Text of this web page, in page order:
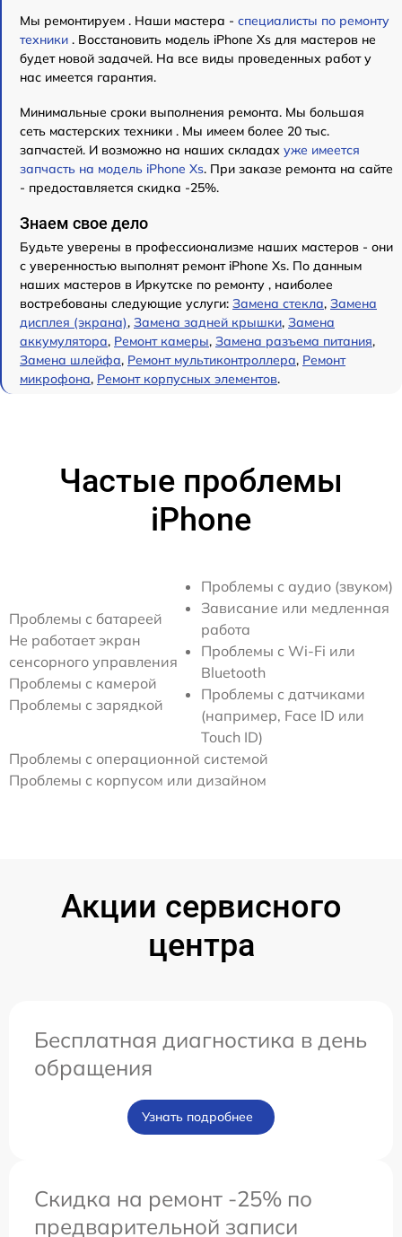
Мы ремонтируем . Наши мастера - специалисты по ремонту
техники . Восстановить модель iPhone Xs для мастеров не
будет новой задачей. На все виды проведенных работ у
нас имеется гарантия.
Минимальные сроки выполнения ремонта. Мы большая
сеть мастерских техники . Мы имеем более 20 тыс.
запчастей. И возможно на наших складах уже имеется
запчасть на модель iPhone Xs. При заказе ремонта на сайте
- предоставляется скидка -25%.
Знаем свое дело
Будьте уверены в профессионализме наших мастеров - они
с уверенностью выполнят ремонт iPhone Xs. По данным
наших мастеров в Иркутске по ремонту , наиболее
востребованы следующие услуги: Замена стекла, Замена
дисплея (экрана), Замена задней крышки, Замена
аккумулятора, Ремонт камеры, Замена разъема питания,
Замена шлейфа, Ремонт мультиконтроллера, Ремонт
микрофона, Ремонт корпусных элементов.
Частые проблемы
iPhone
Проблемы с батареей
Не работает экран
сенсорного управления
Проблемы с камерой
Проблемы с зарядкой
Проблемы с аудио (звуком)
Зависание или медленная
работа
Проблемы с Wi-Fi или
Bluetooth
Проблемы с датчиками
(например, Face ID или
Touch ID)
Проблемы с операционной системой
Проблемы с корпусом или дизайном
Акции сервисного
центра
Бесплатная диагностика в день
обращения
Узнать подробнее
Скидка на ремонт -25% по
предварительной записи